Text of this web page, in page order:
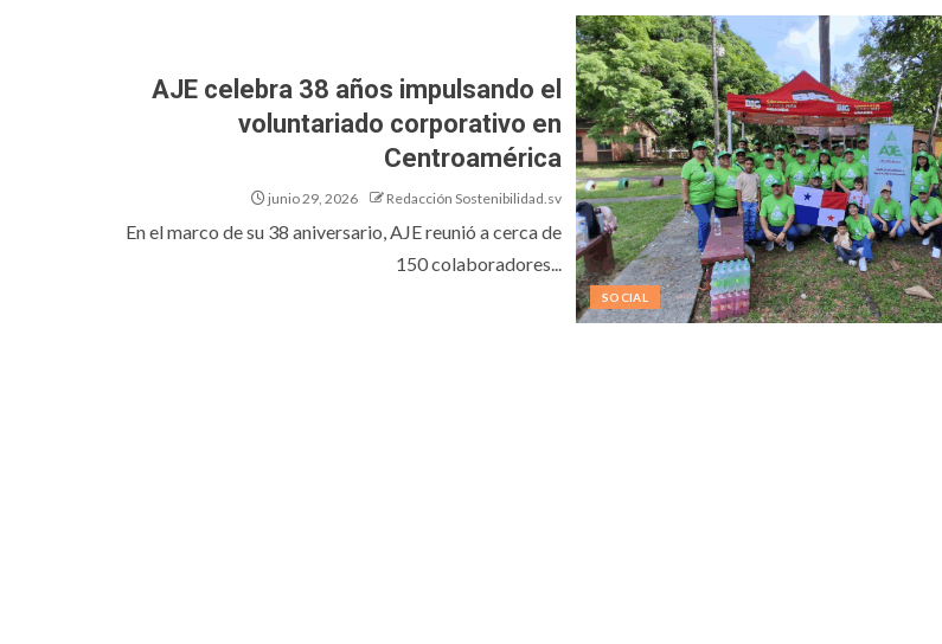
SOCIAL
AJE celebra 38 años impulsando el
voluntariado corporativo en
Centroamérica
junio 29, 2026 Redacción Sostenibilidad.sv
En el marco de su 38 aniversario, AJE reunió a cerca de
150 colaboradores...